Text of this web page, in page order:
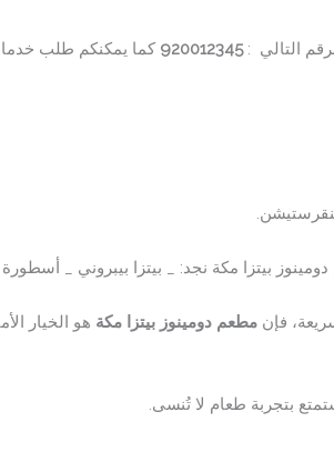
التالي : 920012345
كما يمكنكم طلب
بيتزا مكة نجد: _ بيتزا بيبروني _
فإنمطعم دومينوز بيتزا مكة هو الخيار
بتجربة طعام لا تُنسى.